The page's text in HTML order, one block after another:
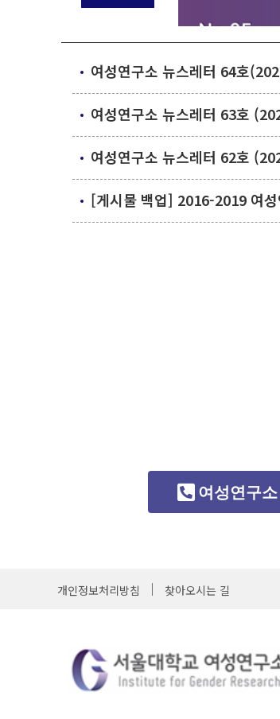
연사: 문경희 (국립
일시: 7월 2일 목요
진행: 온라인
신청:https://
여성연구소 뉴스레터 64호
여성연구소 뉴스레터 63호
여성연구소 뉴스레터 62호
[게시물 백업] 2016-2019 여
여성연구소
개인정보처리방침 찾아오시는 길